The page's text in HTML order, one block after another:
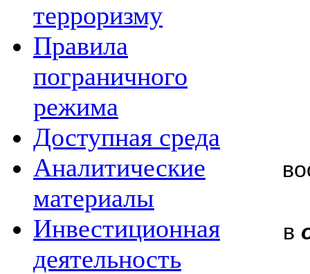
терроризму
Правила
пограничного
режима
Доступная среда
Аналитические
материалы
Инвестиционная
деятельность
в